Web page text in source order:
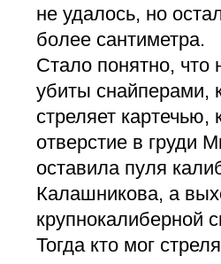
не удалось, но
более сантиметра.
Стало понятно,
убиты снайперами,
стреляет
отверстие в груди
оставила пуля
Калашникова, а
крупнокалиберной
Тогда кто мог